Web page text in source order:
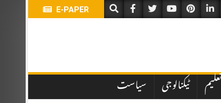
E-PAPER
تعلیم ٹیکنالوجی سیاست